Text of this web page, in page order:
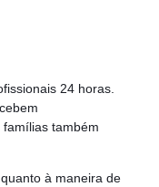
24 horas.
também
à maneira de